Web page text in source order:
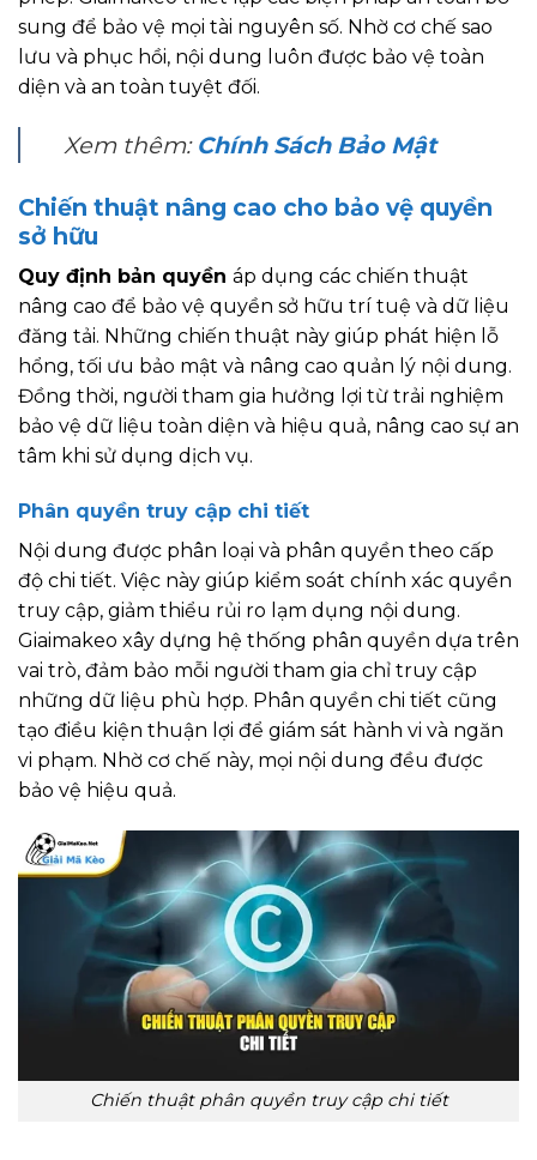
sung để bảo vệ mọi tài nguyên số. Nhờ cơ chế sao
lưu và phục hồi, nội dung luôn được bảo vệ toàn
diện và an toàn tuyệt đối.
Xem thêm: Chính Sách Bảo Mật
Chiến thuật nâng cao cho bảo vệ quyền
sở hữu
Quy định bản quyền áp dụng các chiến thuật
nâng cao để bảo vệ quyền sở hữu trí tuệ và dữ liệu
đăng tải. Những chiến thuật này giúp phát hiện lỗ
hổng, tối ưu bảo mật và nâng cao quản lý nội dung.
Đồng thời, người tham gia hưởng lợi từ trải nghiệm
bảo vệ dữ liệu toàn diện và hiệu quả, nâng cao sự an
tâm khi sử dụng dịch vụ.
Phân quyền truy cập chi tiết
Nội dung được phân loại và phân quyền theo cấp
độ chi tiết. Việc này giúp kiểm soát chính xác quyền
truy cập, giảm thiểu rủi ro lạm dụng nội dung.
Giaimakeo xây dựng hệ thống phân quyền dựa trên
vai trò, đảm bảo mỗi người tham gia chỉ truy cập
những dữ liệu phù hợp. Phân quyền chi tiết cũng
tạo điều kiện thuận lợi để giám sát hành vi và ngăn
vi phạm. Nhờ cơ chế này, mọi nội dung đều được
bảo vệ hiệu quả.
Chiến thuật phân quyền truy cập chi tiết